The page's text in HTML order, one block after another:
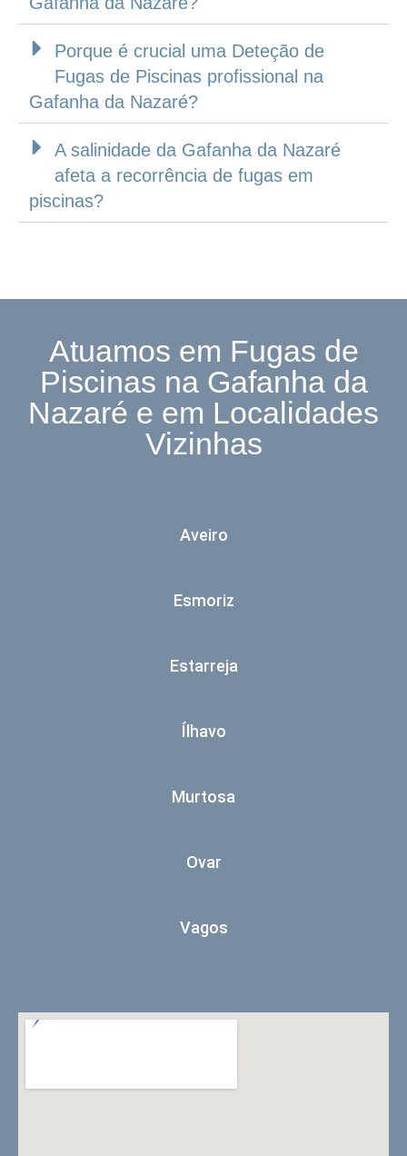
Porque é crucial uma Deteção de
Fugas de Piscinas profissional na
Gafanha da Nazaré?
A salinidade da Gafanha da Nazaré
afeta a recorrência de fugas em
piscinas?
Atuamos em Fugas de
Piscinas na Gafanha da
Nazaré e em Localidades
Vizinhas
Aveiro
Esmoriz
Estarreja
Ílhavo
Murtosa
Ovar
Vagos